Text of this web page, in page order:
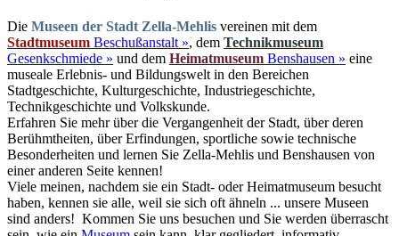
Die Museen der Stadt Zella-Mehlis vereinen mit dem
Stadtmuseum Beschußanstalt », dem Technikmuseum
Gesenkschmiede » und dem Heimatmuseum Benshausen » eine
museale Erlebnis- und Bildungswelt in den Bereichen
Stadtgeschichte, Kulturgeschichte, Industriegeschichte,
Technikgeschichte und Volkskunde.
Erfahren Sie mehr über die Vergangenheit der Stadt, über deren
Berühmtheiten, über Erfindungen, sportliche sowie technische
Besonderheiten und lernen Sie Zella-Mehlis und Benshausen von
einer anderen Seite kennen!
Viele meinen, nachdem sie ein Stadt- oder Heimatmuseum besucht
haben, kennen sie alle, weil sie sich oft ähneln ... unsere Museen
sind anders! Kommen Sie uns besuchen und Sie werden überrascht